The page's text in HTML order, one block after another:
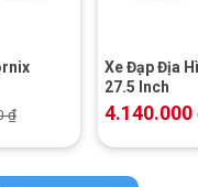
₫
Xe Đạp Địa
27.5 Inch
4.140.000